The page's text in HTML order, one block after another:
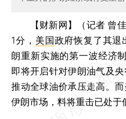
【财新网】（记者 曾佳
1分， 美国政府恢复了其退
朗重新实施的第一波经济
即将开启针对伊朗油气及
推动全球油价承压走高。
伊朗市场，料将重击已处于